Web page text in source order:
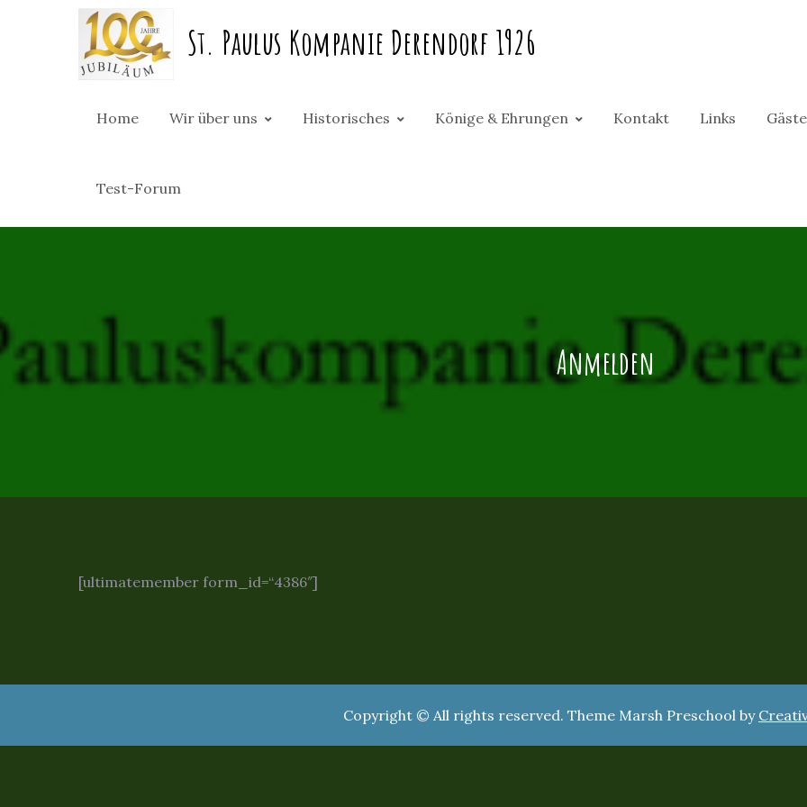
St. Paulus Kompanie Derendorf 1926
Home Wir über uns Historisches Könige & Ehrungen Kontakt Links
Test-Forum
Anmelden
[ultimatemember form_id=“4386″]
Copyright © All rights reserved. Theme Marsh Preschool by